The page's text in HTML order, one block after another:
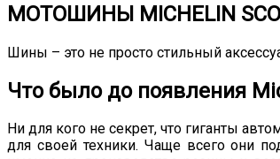
МОТОШИНЫ MICHELIN
Шины – это не просто стильный
Что было до появления
Ни для кого не секрет, что гиганты
для своей техники. Чаще всего они